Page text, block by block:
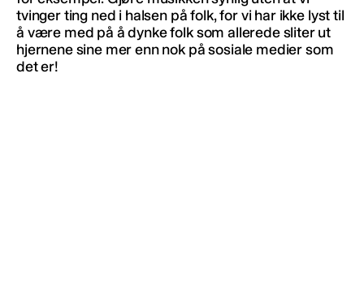
tvinger ting ned i halsen på folk, for vi har ikke lyst til
å være med på å dynke folk som allerede sliter ut
hjernene sine mer enn nok på sosiale medier som
det er!